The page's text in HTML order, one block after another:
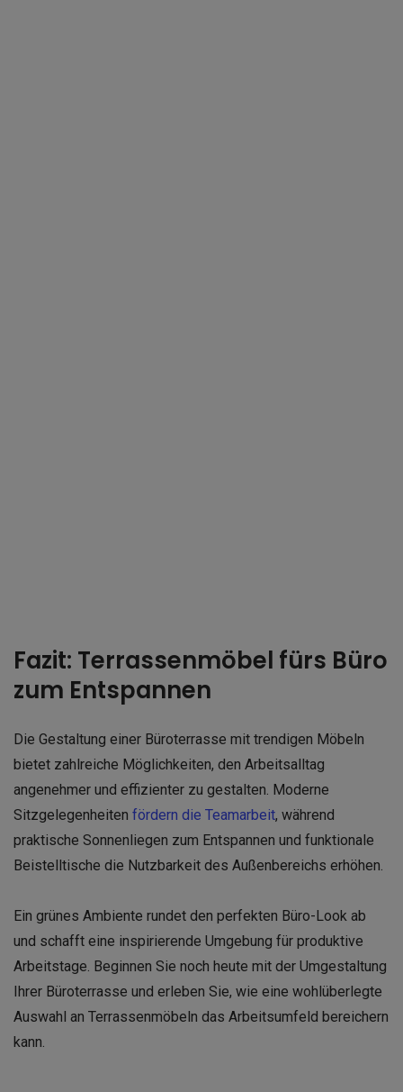
Fazit: Terrassenmöbel fürs Büro
zum Entspannen
Die Gestaltung einer Büroterrasse mit trendigen Möbeln
bietet zahlreiche Möglichkeiten, den Arbeitsalltag
angenehmer und effizienter zu gestalten. Moderne
Sitzgelegenheiten fördern die Teamarbeit, während
praktische Sonnenliegen zum Entspannen und funktionale
Beistelltische die Nutzbarkeit des Außenbereichs erhöhen.
Ein grünes Ambiente rundet den perfekten Büro-Look ab
und schafft eine inspirierende Umgebung für produktive
Arbeitstage. Beginnen Sie noch heute mit der Umgestaltung
Ihrer Büroterrasse und erleben Sie, wie eine wohlüberlegte
Auswahl an Terrassenmöbeln das Arbeitsumfeld bereichern
kann.